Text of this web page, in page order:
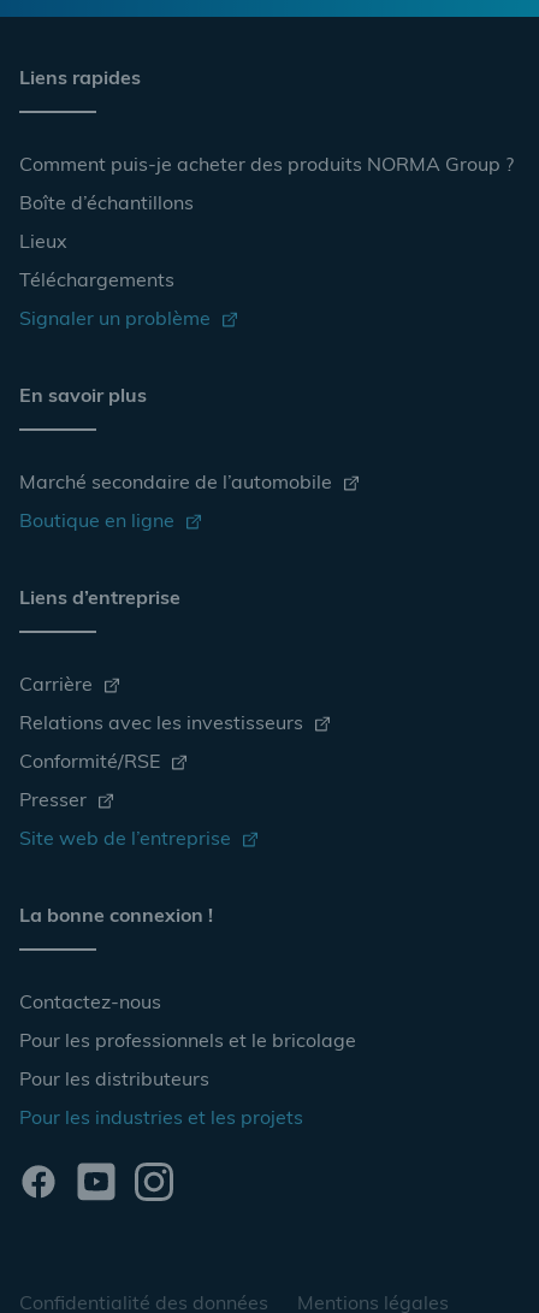
Liens rapides
Comment puis-je acheter des produits NORMA Group ?
Boîte d’échantillons
Lieux
Téléchargements
Signaler un problème
En savoir plus
Marché secondaire de l’automobile
Boutique en ligne
Liens d’entreprise
Carrière
Relations avec les investisseurs
Conformité/RSE
Presser
Site web de l’entreprise
La bonne connexion !
Contactez-nous
Pour les professionnels et le bricolage
Pour les distributeurs
Pour les industries et les projets
Confidentialité des données Mentions légales